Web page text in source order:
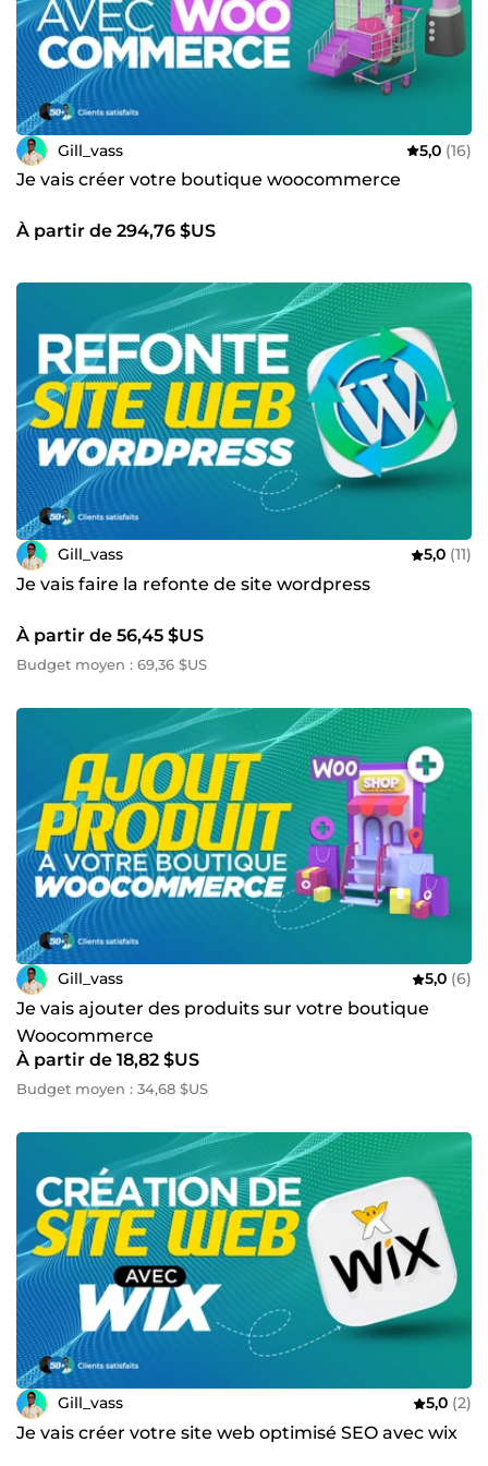
orienté résultats, vous êtes au bon endroit. Discutons de
votre projet dès maintenant, je vous aiderai à lui donner
vie concrètement.
Gill_vass 5,0 (16)
Je vais créer votre boutique woocommerce
À partir de 294,76 $US
Gill_vass 5,0 (11)
Je vais faire la refonte de site wordpress
À partir de 56,45 $US
Budget moyen : 69,36 $US
Gill_vass 5,0 (6)
Je vais ajouter des produits sur votre boutique
Woocommerce
À partir de 18,82 $US
Budget moyen : 34,68 $US
Gill_vass 5,0 (2)
Je vais créer votre site web optimisé SEO avec wix